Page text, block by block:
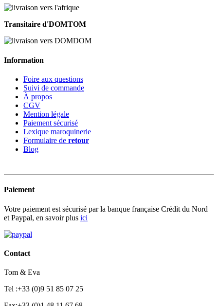
Transitaire d'DOMTOM
Information
Foire aux questions
Suivi de commande
À propos
CGV
Mention légale
Paiement sécurisé
Lexique maroquinerie
Formulaire de retour
Blog
Paiement
Votre paiement est sécurisé par la banque française Crédit du Nord
et Paypal, en savoir plus ici
Contact
Tom & Eva
Tel :+33 (0)9 51 85 07 25